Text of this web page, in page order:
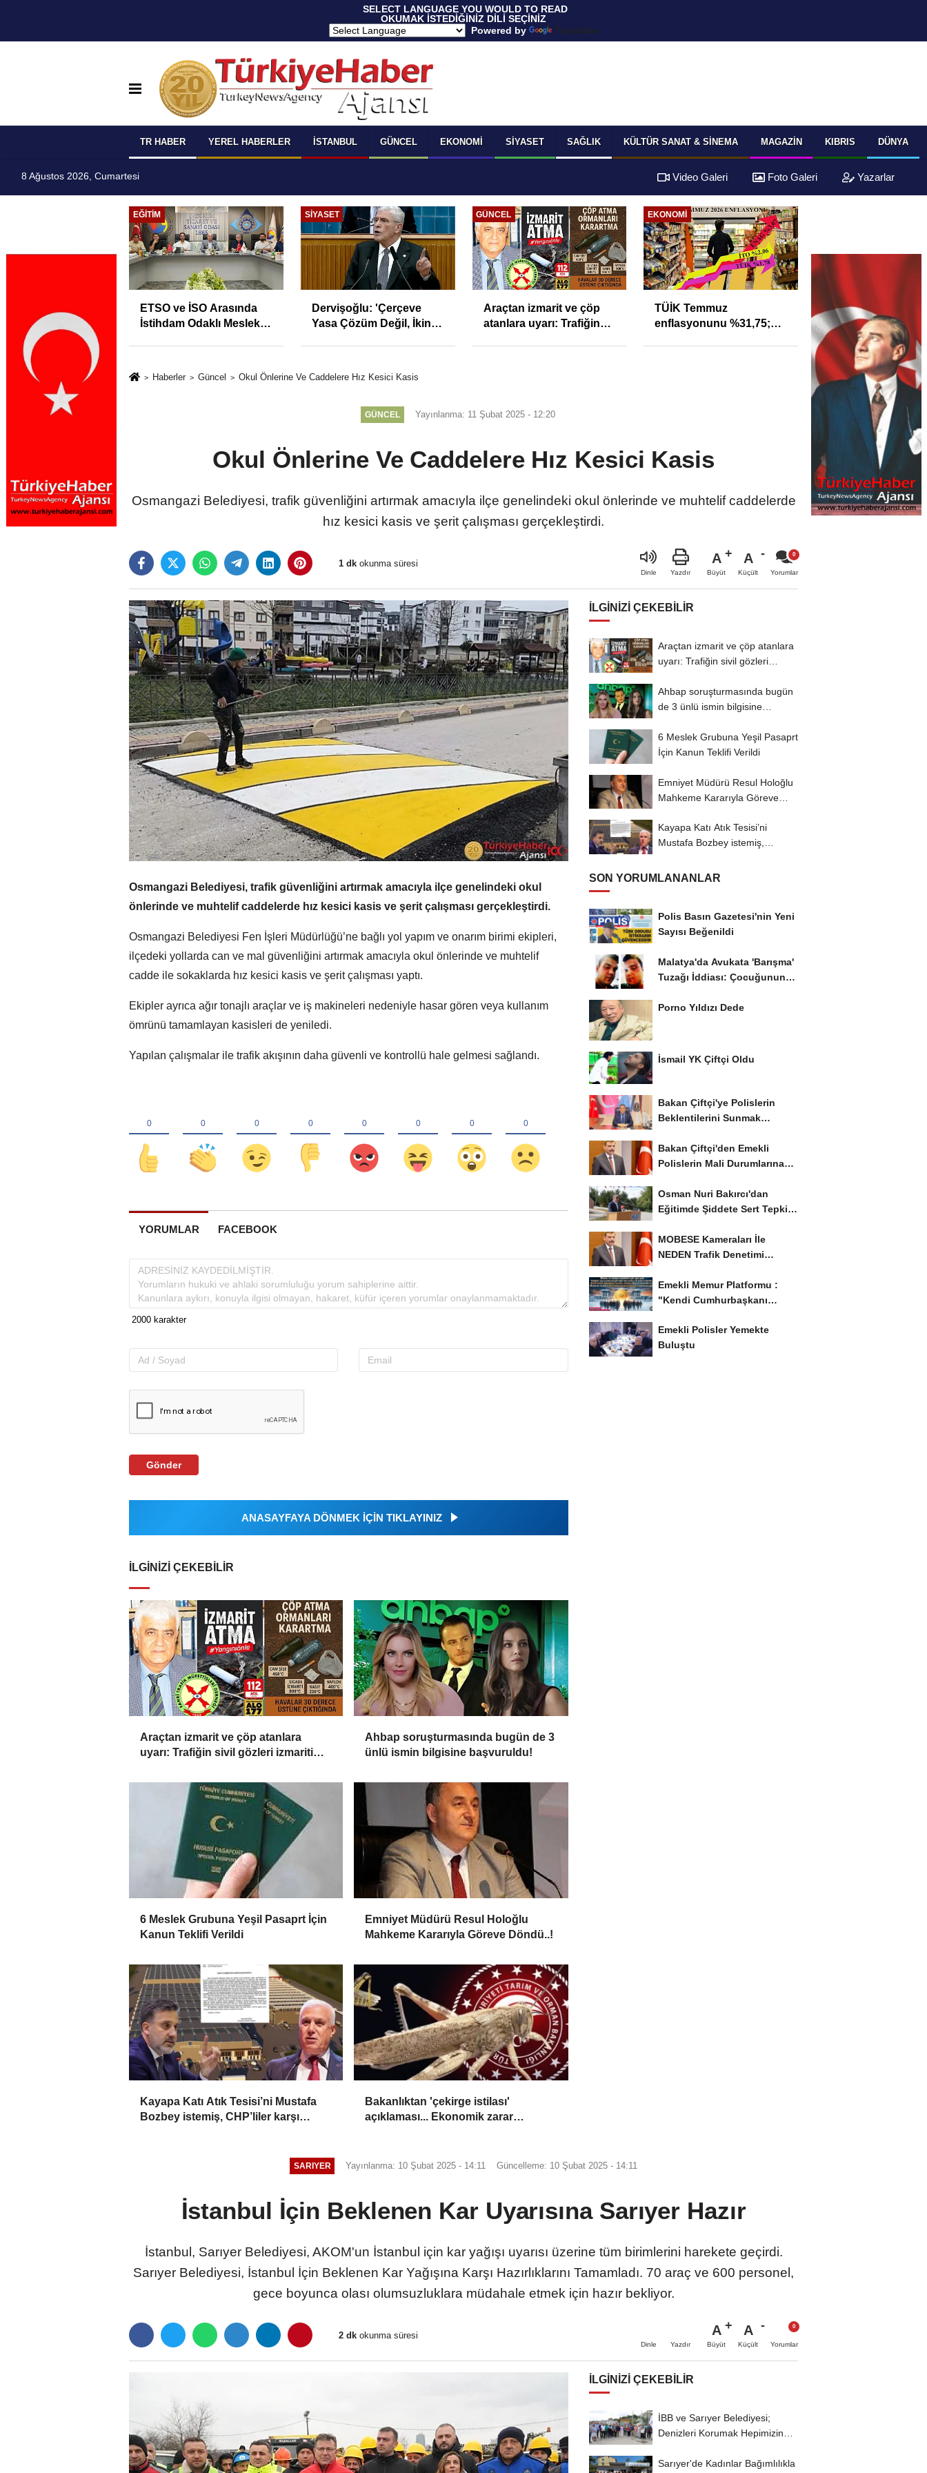
SELECT LANGUAGE YOU WOULD TO READ
OKUMAK İSTEDİĞİNİZ DİLİ SEÇİNİZ
Powered by
Translate
TR HABER YEREL HABERLER İSTANBUL GÜNCEL EKONOMI SIYASET SAĞLIK KÜLTÜR SANAT & SINEMA MAGAZIN KIBRIS DÜNYA
8 Ağustos 2026, Cumartesi Video Galeri Foto Galeri Yazarlar
EĞITIM
ETSO ve İSO Arasında
İstihdam Odaklı Mesleki
SIYASET
Dervişoğlu: 'Çerçeve
Yasa Çözüm Değil, İkinci
GÜNCEL
Araçtan izmarit ve çöp
atanlara uyarı: Trafiğin
EKONOMI
TÜİK Temmuz
enflasyonunu %31,75;
Yüksek Faiz ve
Sıkışıklığı
Reel Sektörde
Konkordato
Haberler Güncel Okul Önlerine Ve Caddelere Hız Kesici Kasis
GÜNCEL Yayınlanma: 11 Şubat 2025 - 12:20
Okul Önlerine Ve Caddelere Hız Kesici Kasis
Osmangazi Belediyesi, trafik güvenliğini artırmak amacıyla ilçe genelindeki okul önlerinde ve muhtelif caddelerde
hız kesici kasis ve şerit çalışması gerçekleştirdi.
1 dk okunma süresi
Dinle Yazdır
A
Büyüt
A
Küçült Yorumlar
Osmangazi Belediyesi, trafik güvenliğini artırmak amacıyla ilçe genelindeki okul
önlerinde ve muhtelif caddelerde hız kesici kasis ve şerit çalışması gerçekleştirdi.
Osmangazi Belediyesi Fen İşleri Müdürlüğü’ne bağlı yol yapım ve onarım birimi ekipleri,
ilçedeki yollarda can ve mal güvenliğini artırmak amacıyla okul önlerinde ve muhtelif
cadde ile sokaklarda hız kesici kasis ve şerit çalışması yaptı.
Ekipler ayrıca ağır tonajlı araçlar ve iş makineleri nedeniyle hasar gören veya kullanım
ömrünü tamamlayan kasisleri de yeniledi.
Yapılan çalışmalar ile trafik akışının daha güvenli ve kontrollü hale gelmesi sağlandı.
YORUMLAR FACEBOOK
Gönder
ANASAYFAYA DÖNMEK İÇİN TIKLAYINIZ
İLGINIZI ÇEKEBILIR
Araçtan izmarit ve çöp atanlara
uyarı: Trafiğin sivil gözleri izmariti
Ahbap soruşturmasında bugün de 3
ünlü ismin bilgisine başvuruldu!
6 Meslek Grubuna Yeşil Pasaprt İçin
Kanun Teklifi Verildi
Emniyet Müdürü Resul Holoğlu
Mahkeme Kararıyla Göreve Döndü..!
Kayapa Katı Atık Tesisi’ni Mustafa
Bozbey istemiş, CHP’liler karşı
Bakanlıktan 'çekirge istilası'
açıklaması... Ekonomik zarar
İLGINIZI ÇEKEBILIR
Araçtan izmarit ve çöp atanlara
uyarı: Trafiğin sivil gözleri
Ahbap soruşturmasında bugün
de 3 ünlü ismin bilgisine
6 Meslek Grubuna Yeşil Pasaprt
İçin Kanun Teklifi Verildi
Emniyet Müdürü Resul Holoğlu
Mahkeme Kararıyla Göreve
Kayapa Katı Atık Tesisi’ni
Mustafa Bozbey istemiş,
SON YORUMLANANLAR
Polis Basın Gazetesi'nin Yeni
Sayısı Beğenildi
Malatya'da Avukata 'Barışma'
Tuzağı İddiası: Çocuğunun
Porno Yıldızı Dede
İsmail YK Çiftçi Oldu
Bakan Çiftçi'ye Polislerin
Beklentilerini Sunmak
Bakan Çiftçi'den Emekli
Polislerin Mali Durumlarına
Osman Nuri Bakırcı'dan
Eğitimde Şiddete Sert Tepki:
MOBESE Kameraları İle
NEDEN Trafik Denetimi
Emekli Memur Platformu :
"Kendi Cumhurbaşkanı
Emekli Polisler Yemekte
Buluştu
SARIYER Yayınlanma: 10 Şubat 2025 - 14:11 Güncelleme: 10 Şubat 2025 - 14:11
İstanbul İçin Beklenen Kar Uyarısına Sarıyer Hazır
İstanbul, Sarıyer Belediyesi, AKOM'un İstanbul için kar yağışı uyarısı üzerine tüm birimlerini harekete geçirdi.
Sarıyer Belediyesi, İstanbul İçin Beklenen Kar Yağışına Karşı Hazırlıklarını Tamamladı. 70 araç ve 600 personel,
gece boyunca olası olumsuzluklara müdahale etmek için hazır bekliyor.
2 dk okunma süresi
Dinle Yazdır
A
Büyüt
A
Küçült Yorumlar
İLGINIZI ÇEKEBILIR
İBB ve Sarıyer Belediyesi;
Denizleri Korumak Hepimizin
Sarıyer'de Kadınlar Bağımlılıkla